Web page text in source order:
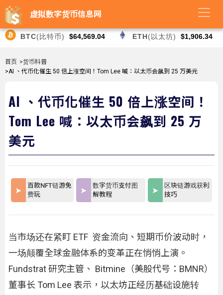
虚拟数字货币信息网
BTC(比特币) $64,569.04 ETH(以太坊) $1,906.34
首页 >货币科普
>AI 、代币化催生 50 倍上涨空间！Tom Lee 喊：以太币会飙到 25 万美元
AI 、代币化催生 50 倍上涨空间！
Tom Lee 喊：以太币会飙到 25 万
美元
百款NFT链游免
费玩
数字货币支付图
解教程
区块链游戏获利
技巧
当市场还在紧盯 ETF 资金流向、短期币价波动时，
一场颠覆全球金融体系的变革正在悄悄上演。
Fundstrat 研究主管、 Bitmine（美股代号：BMNR）
董事长 Tom Lee 表示，以太坊正经历基础设施转